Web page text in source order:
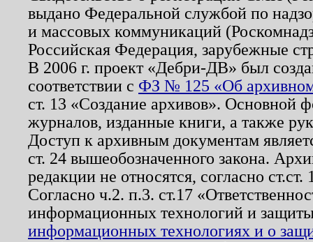
выдано Федеральной службой по
и массовых коммуникаций
Российская Федерация, зарубежные
В 2006 г. проект «Дебри-ДВ» был
соответствии с ФЗ № 125 «Об
ст. 13 «Создание архивов». Основной
журналов, изданные книги, а также
Доступ к архивным документам
ст. 24 вышеобозначенного закона.
редакции не относятся, согласно
Согласно ч.2. п.3. ст.17
информационных технологий и
информационных технологиях и о